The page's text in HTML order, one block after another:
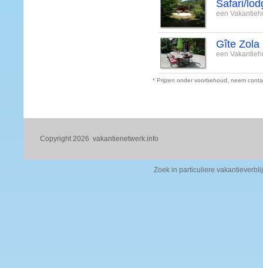
Safari/
een
Gîte Zola
een
* Prijzen onder voorbehoud, neem
Copyright 2026 vakantienetwerk.info
Zoek in particuliere